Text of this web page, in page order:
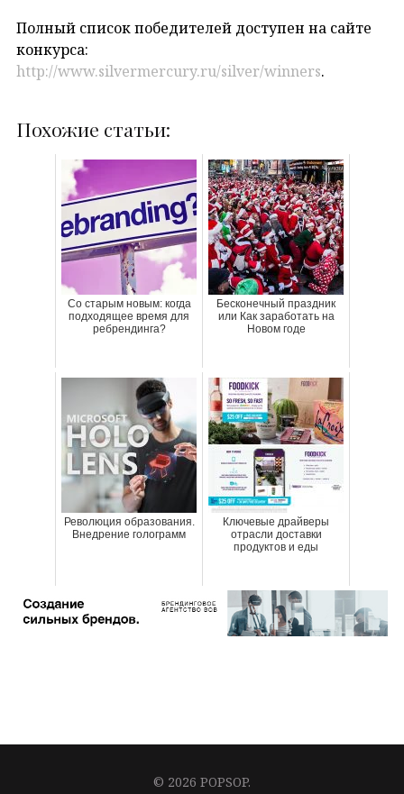
Полный список победителей доступен на сайте
конкурса:
http://www.silvermercury.ru/silver/winners.
Похожие статьи:
Со старым новым: когда
подходящее время для
ребрендинга?
Бесконечный праздник
или Как заработать на
Новом годе
Революция образования.
Внедрение голограмм
Ключевые драйверы
отрасли доставки
продуктов и еды
© 2026 POPSOP.